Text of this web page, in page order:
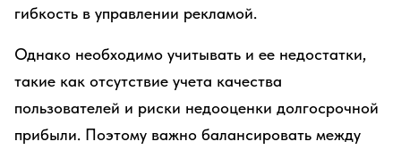
гибкость в управлении рекламой.
Однако необходимо учитывать и ее недостатки,
такие как отсутствие учета качества
пользователей и риски недооценки долгосрочной
прибыли. Поэтому важно балансировать между